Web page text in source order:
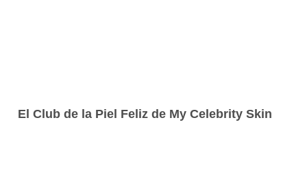
El Club de la Piel Feliz de My Celebrity Skin